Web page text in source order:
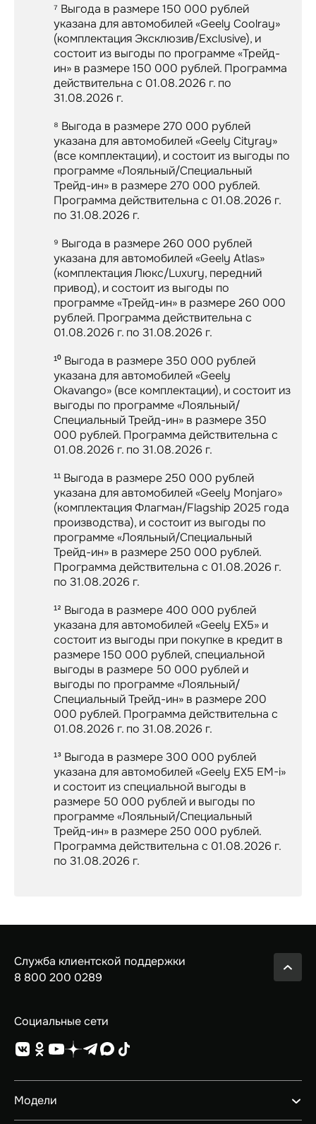
⁷ Выгода в размере 150 000 рублей
указана для автомобилей «Geely Coolray»
(комплектация Эксклюзив/Exclusive), и
состоит из выгоды по программе «Трейд-
ин» в размере 150 000 рублей. Программа
действительна с 01.08.2026 г. по
31.08.2026 г.
⁸ Выгода в размере 270 000 рублей
указана для автомобилей «Geely Cityray»
(все комплектации), и состоит из выгоды по
программе «Лояльный/Специальный
Трейд-ин» в размере 270 000 рублей.
Программа действительна с 01.08.2026 г.
по 31.08.2026 г.
⁹ Выгода в размере 260 000 рублей
указана для автомобилей «Geely Atlas»
(комплектация Люкс/Luxury, передний
привод), и состоит из выгоды по
программе «Трейд-ин» в размере 260 000
рублей. Программа действительна с
01.08.2026 г. по 31.08.2026 г.
¹⁰ Выгода в размере 350 000 рублей
указана для автомобилей «Geely
Okavango» (все комплектации), и состоит из
выгоды по программе «Лояльный/
Специальный Трейд-ин» в размере 350
000 рублей. Программа действительна с
01.08.2026 г. по 31.08.2026 г.
¹¹ Выгода в размере 250 000 рублей
указана для автомобилей «Geely Monjaro»
(комплектация Флагман/Flagship 2025 года
производства), и состоит из выгоды по
программе «Лояльный/Специальный
Трейд-ин» в размере 250 000 рублей.
Программа действительна с 01.08.2026 г.
по 31.08.2026 г.
¹² Выгода в размере 400 000 рублей
указана для автомобилей «Geely EX5» и
состоит из выгоды при покупке в кредит в
размере 150 000 рублей, специальной
выгоды в размере 50 000 рублей и
выгоды по программе «Лояльный/
Специальный Трейд-ин» в размере 200
000 рублей. Программа действительна с
01.08.2026 г. по 31.08.2026 г.
¹³ Выгода в размере 300 000 рублей
указана для автомобилей «Geely EX5 EM-i»
и состоит из специальной выгоды в
размере 50 000 рублей и выгоды по
программе «Лояльный/Специальный
Трейд-ин» в размере 250 000 рублей.
Программа действительна с 01.08.2026 г.
по 31.08.2026 г.
Служба клиентской поддержки
8 800 200 0289
Социальные сети
Модели